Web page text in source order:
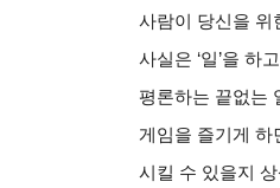
사람이 당신을 위
사실은 ‘일’을 하
평론하는 끝없는
게임을 즐기게 하
시킬 수 있을지